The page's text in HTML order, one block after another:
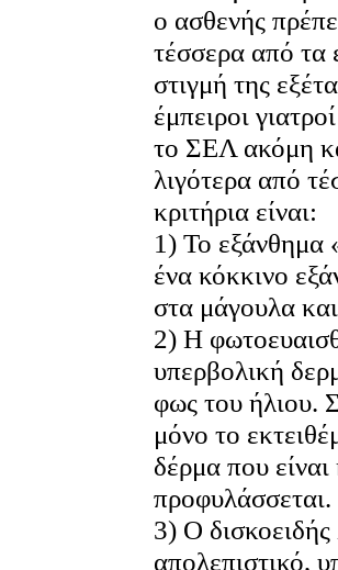
ο ασθενής
τέσσερα από τα
στιγμή της
έμπειροι
το ΣΕΛ ακόμη
λιγότερα από
κριτήρια είναι:
1) Το εξάνθημα
ένα κόκκινο
στα μάγουλα
2) Η
υπερβολική
φως του ήλιου.
μόνο το
δέρμα που
προφυλάσσεται.
3) Ο δισκοειδής
απολεπιστικό,